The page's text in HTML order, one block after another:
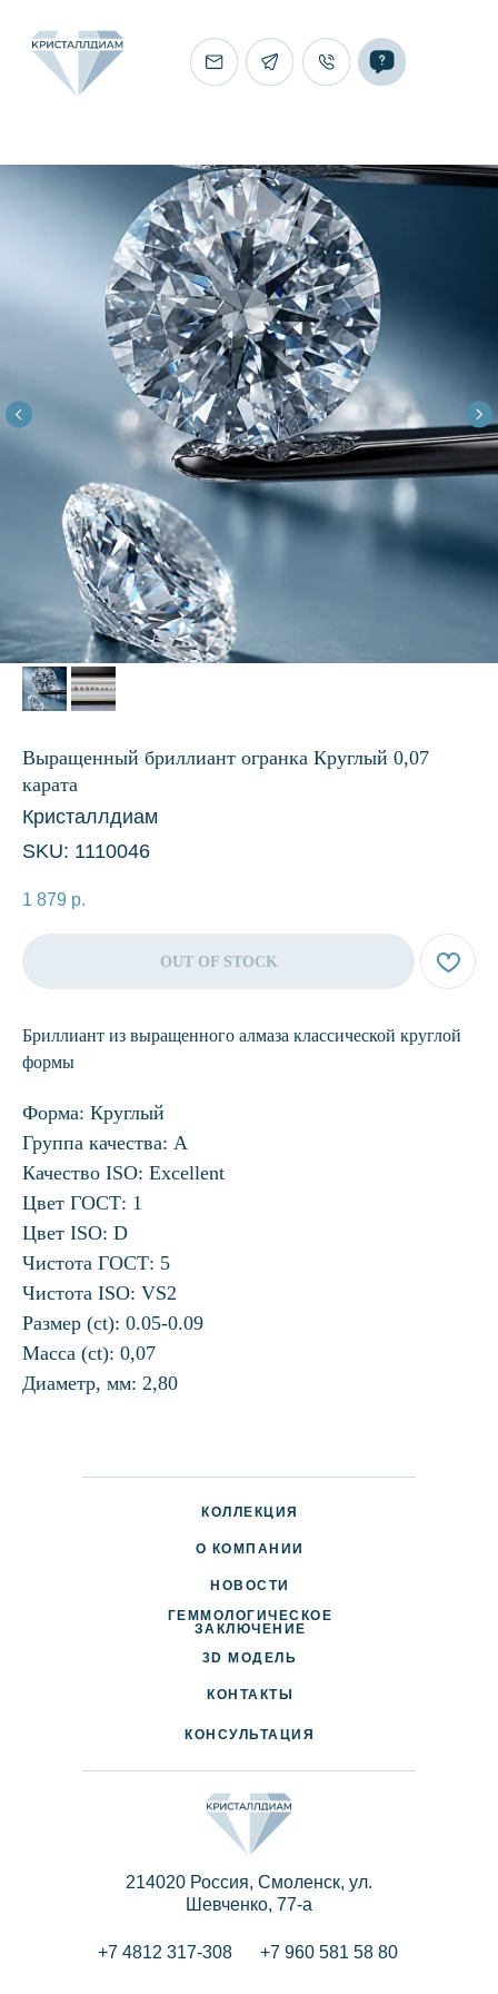
Выращенный бриллиант огранка Круглый 0,07
карата
Кристаллдиам
SKU: 1110046
1 879 р.
OUT OF STOCK
Бриллиант из выращенного алмаза классической круглой
формы
Форма: Круглый
Группа качества: А
Качество ISO: Excellent
Цвет ГОСТ: 1
Цвет ISO: D
Чистота ГОСТ: 5
Чистота ISO: VS2
Размер (ct): 0.05-0.09
Масса (ct): 0,07
Диаметр, мм: 2,80
214020 Россия, Смоленск, ул.
Шевченко, 77-a
+7 4812 317-308 +7 960 581 58 80
КОНТАКТЫ
КОЛЛЕКЦИЯ
НОВОСТИ
О КОМПАНИИ
ДОСТАВКА И ОПЛАТА
ПАРТНЕРАМ
3D МОДЕЛЬ
КОНСУЛЬТАЦИЯ
ГЕММОЛОГИЧЕСКОЕ
ЗАКЛЮЧЕНИЕ